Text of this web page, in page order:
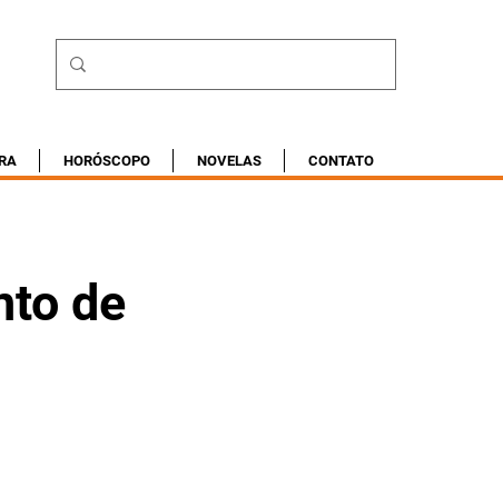
HORÓSCOPO NOVELAS CONTATO
de